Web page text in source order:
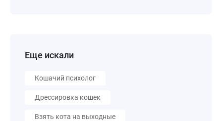
Еще искали
Кошачий психолог
Дрессировка кошек
Взять кота на выходные